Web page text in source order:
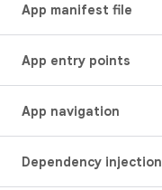
App manifest file
App entry points
App navigation
Dependency injection